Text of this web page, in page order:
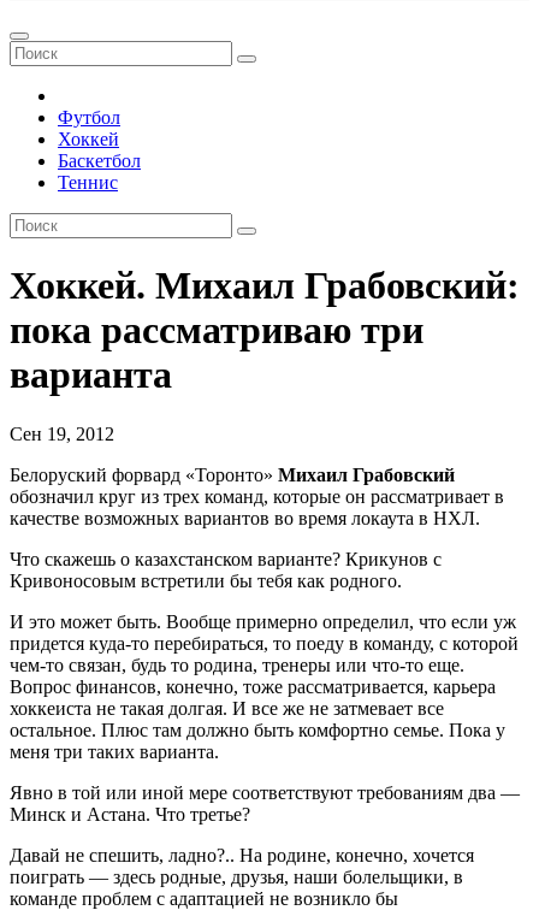
Футбол
Хоккей
Баскетбол
Теннис
Хоккей. Михаил Грабовский:
пока рассматриваю три
варианта
Сен 19, 2012
Белоруский форвард «Торонто» Михаил Грабовский
обозначил круг из трех команд, которые он рассматривает в
качестве возможных вариантов во время локаута в НХЛ.
Что скажешь о казахстанском варианте? Крикунов с
Кривоносовым встретили бы тебя как родного.
И это может быть. Вообще примерно определил, что если уж
придется куда-то перебираться, то поеду в команду, с которой
чем-то связан, будь то родина, тренеры или что-то еще.
Вопрос финансов, конечно, тоже рассматривается, карьера
хоккеиста не такая долгая. И все же не затмевает все
остальное. Плюс там должно быть комфортно семье. Пока у
меня три таких варианта.
Явно в той или иной мере соответствуют требованиям два —
Минск и Астана. Что третье?
Давай не спешить, ладно?.. На родине, конечно, хочется
поиграть — здесь родные, друзья, наши болельщики, в
команде проблем с адаптацией не возникло бы